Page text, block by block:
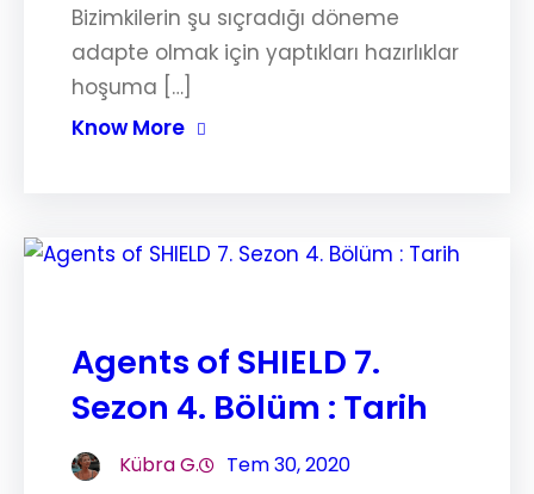
Bizimkilerin şu sıçradığı döneme
adapte olmak için yaptıkları hazırlıklar
hoşuma […]
Know More
Agents of SHIELD 7.
Sezon 4. Bölüm : Tarih
Kübra G. Tem 30, 2020